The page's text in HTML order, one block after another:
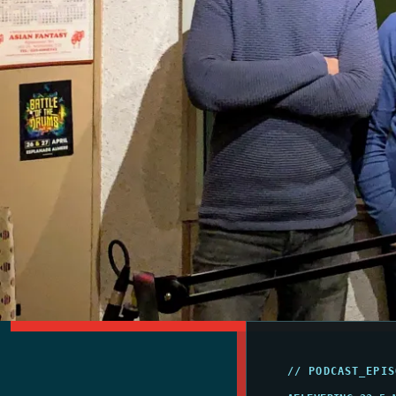
//